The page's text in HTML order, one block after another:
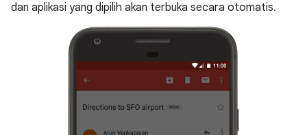
dan aplikasi yang dipilih akan terbuka secara otomatis.